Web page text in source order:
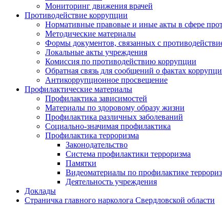
Мониторинг движения врачей
Противодействие коррупции
Нормативные правовые и иные акты в сфере
Методические материалы
Формы документов, связанных с
Локальные акты учреждения
Комиссия по противодействию коррупции
Обратная связь для сообщений о фактах
Антикоррупционное просвещение
Профилактические материалы
Профилактика зависимостей
Материалы по здоровому образу жизни
Профилактика различных заболеваний
Социально-значимая профилактика
Профилактика терроризма
Законодательство
Система профилактики терроризма
Памятки
Видеоматериалы по профилактике
Деятельность учреждения
Доклады
Страничка главного нарколога Свердловской области